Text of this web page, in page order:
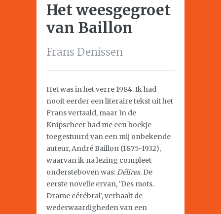
Het weesgegroet
van Baillon
Frans Denissen
Het was in het verre 1984. Ik had
nooit eerder een literaire tekst uit het
Frans vertaald, maar In de
Knipscheer had me een boekje
toegestuurd van een mij onbekende
auteur, André Baillon (1875-1932),
waarvan ik na lezing compleet
ondersteboven was:Délires. De
eerste novelle ervan, ‘Des mots.
Drame cérébral’, verhaalt de
wederwaardigheden van een